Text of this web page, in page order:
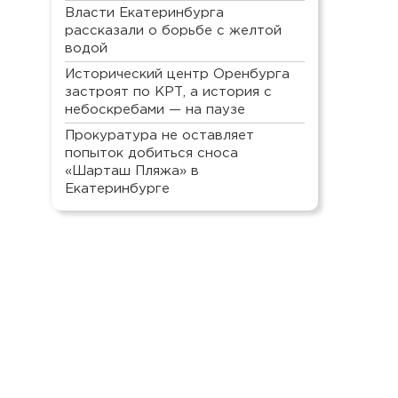
Власти Екатеринбурга
рассказали о борьбе с желтой
водой
Исторический центр Оренбурга
застроят по КРТ, а история с
небоскребами — на паузе
Прокуратура не оставляет
попыток добиться сноса
«Шарташ Пляжа» в
Екатеринбурге